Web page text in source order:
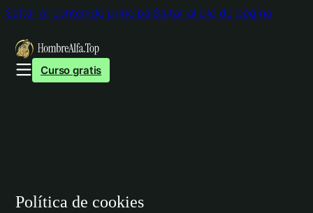
Saltar al contenido principalSaltar al pie de página
Curso gratis
Política de cookies